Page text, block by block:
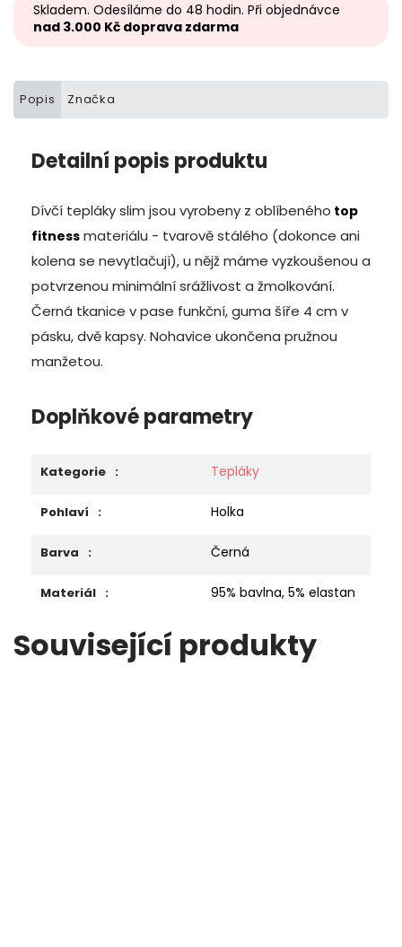
Skladem. Odesíláme do 48 hodin. Při objednávce
nad 3.000 Kč doprava zdarma
Popis Značka
Detailní popis produktu
Dívčí tepláky slim jsou vyrobeny z oblíbeného top
fitness materiálu - tvarově stálého (dokonce ani
kolena se nevytlačují), u nějž máme vyzkoušenou a
potvrzenou minimální srážlivost a žmolkování.
Černá tkanice v pase funkční, guma šíře 4 cm v
pásku, dvě kapsy. Nohavice ukončena pružnou
manžetou.
Doplňkové parametry
Kategorie : Tepláky
Pohlaví : Holka
Barva : Černá
Materiál : 95% bavlna, 5% elastan
Související produkty